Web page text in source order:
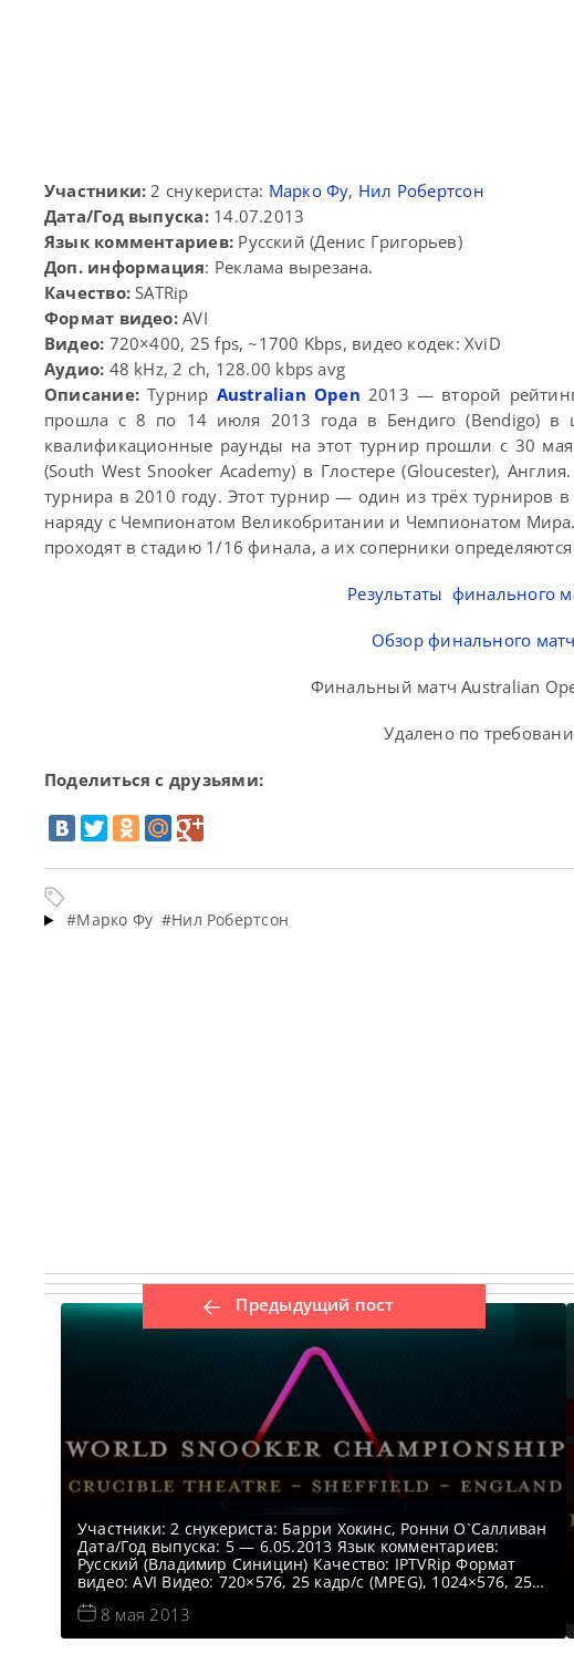
Участники:2 снукериста: Марко Фу, Нил Робертсон
Дата/Год выпуска:14.07.2013
Язык комментариев: Русский (Денис Григорьев)
Доп. информация: Реклама вырезана.
Качество: SATRip
Формат видео:AVI
Видео: 720×400, 25 fps, ~1700 Kbps, видео кодек: XviD
Аудио: 48 kHz, 2 ch, 128.00 kbps avg
Описание:Турнир Australian Open 2013 — второй
прошла с 8 по 14 июля 2013 года в Бендиго (Bendigo) в
квалификационные раунды на этот турнир прошли с 30
(South West Snooker Academy) в Глостере (Gloucester),
турнира в 2010 году. Этот турнир — один из трёх турниров
наряду с Чемпионатом Великобритании и Чемпионатом
проходят в стадию 1/16 финала, а их соперники
Результаты финального
Обзор финального
Финальный матч Australian
Удалено по
Поделиться с друзьями:
#Марко Фу #Нил Робертсон
Предыдущий пост
Участники: 2 снукериста: Барри Хокинс, Ронни О`Салливан
Дата/Год выпуска: 5 — 6.05.2013 Язык комментариев:
Русский (Владимир Синицин) Качество: IPTVRip Формат
видео: AVI Видео: 720×576, 25 кадр/с (MPEG), 1024×576, 25
кадр/с (AVI) Аудио: 192, stereo, 48 кГц (MPEG), 128, stereo, 48
кГц (AVI) Описание: Чемпионат Мира по снукеру 2013
(World Snooker Championship) — последний рейтинговый
8 мая 2013